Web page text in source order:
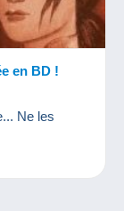
en BD !
Ne les